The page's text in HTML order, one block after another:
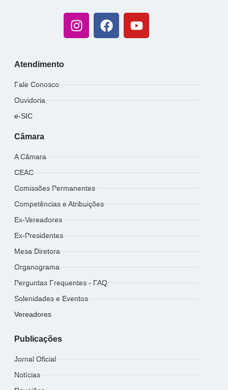
Atendimento
Fale Conosco
Ouvidoria
e-SIC
Câmara
A Câmara
CEAC
Comissões Permanentes
Competências e Atribuições
Ex-Vereadores
Ex-Presidentes
Mesa Diretora
Organograma
Perguntas Frequentes - FAQ
Solenidades e Eventos
Vereadores
Publicações
Jornal Oficial
Notícias